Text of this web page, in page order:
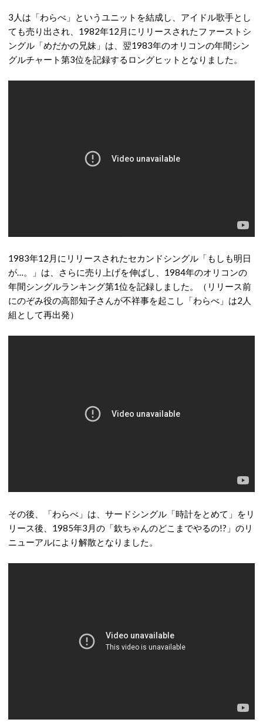
3人は「わらべ」というユニットを結成し、アイドル歌手とし
ても売り出され、1982年12月にリリースされたファーストシ
ングル「めだかの兄妹」は、翌1983年のオリコンの年間シン
グルチャート第3位を記録するロングヒットとなりました。
1983年12月にリリースされたセカンドシングル「もしも明日
が…。」は、さらに売り上げを伸ばし、1984年のオリコンの
年間シングルランキング第1位を記録しました。（リリース前
にのぞみ役の高部知子さんが不祥事を起こし「わらべ」は2人
組として再出発）
その後、「わらべ」は、サードシングル「時計をとめて」をリ
リース後、1985年3月の「欽ちゃんのどこまでやるの!?」のリ
ニューアルにより解散となりました。